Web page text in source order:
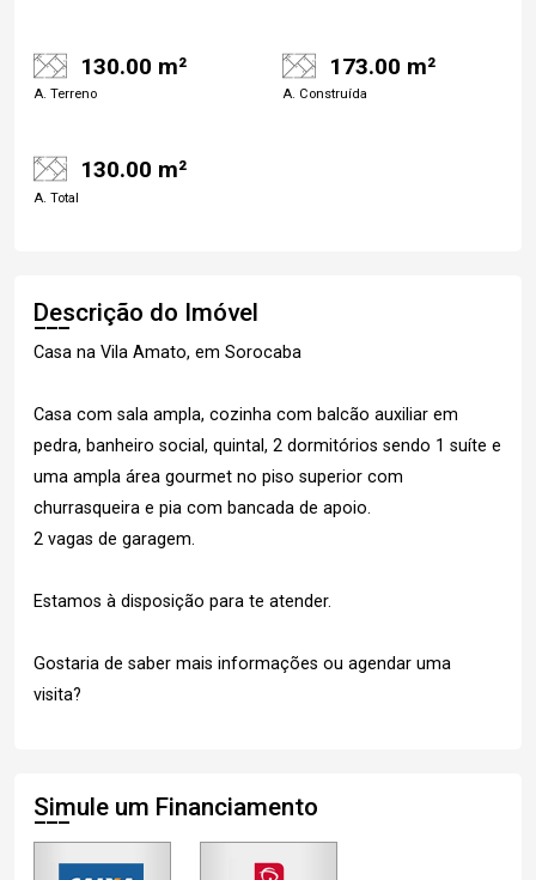
130.00 m²
A. Terreno
173.00 m²
A. Construída
130.00 m²
A. Total
Descrição do Imóvel
Casa na Vila Amato, em Sorocaba
Casa com sala ampla, cozinha com balcão auxiliar em
pedra, banheiro social, quintal, 2 dormitórios sendo 1 suíte e
uma ampla área gourmet no piso superior com
churrasqueira e pia com bancada de apoio.
2 vagas de garagem.
Estamos à disposição para te atender.
Gostaria de saber mais informações ou agendar uma
visita?
Simule um Financiamento